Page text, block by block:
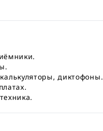
диктофоны.